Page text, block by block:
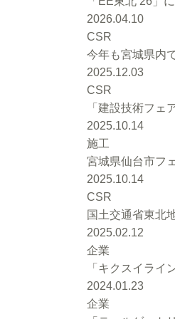
2026.04.10
CSR
今年も宮城県内
2025.12.03
CSR
「建設技術フ
2025.10.14
施工
宮城県仙台市フ
2025.10.14
CSR
国土交通省東北
2025.02.12
企業
「キクスイライ
2024.01.23
企業